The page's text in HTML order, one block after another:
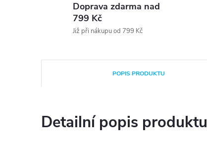
Doprava zdarma nad
799 Kč
Již při nákupu od 799 Kč
POPIS PRODUKTU
Detailní popis produktu